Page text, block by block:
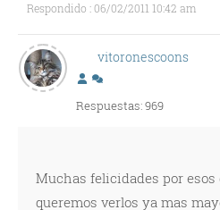
Respondido : 06/02/2011 10:42 am
vitoronescoons
Respuestas: 969
Muchas felicidades por esos
queremos verlos ya mas